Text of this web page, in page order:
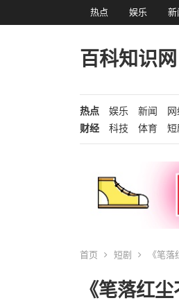
热点 娱乐 新
百科知识网
热点 娱乐 新闻
财经
科技 体育 短
首页 短剧 《笔落
《笔落红